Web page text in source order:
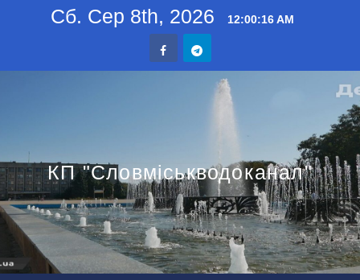
Сб. Сер 8th, 2026 12:00:17 AM
КП "Словміськводоканал"